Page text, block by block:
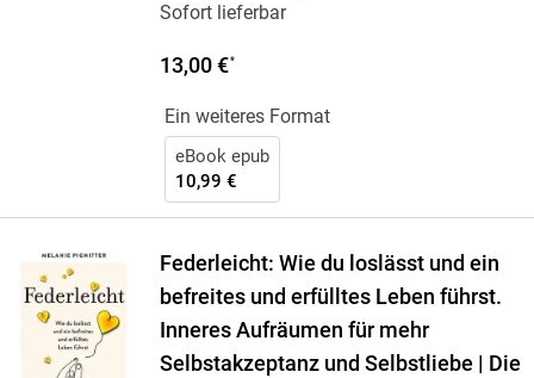
Sofort lieferbar
13,00 €*
Ein weiteres Format
eBook epub
10,99 €
Federleicht: Wie du loslässt und ein
befreites und erfülltes Leben führst.
Inneres Aufräumen für mehr
Selbstakzeptanz und Selbstliebe | Die